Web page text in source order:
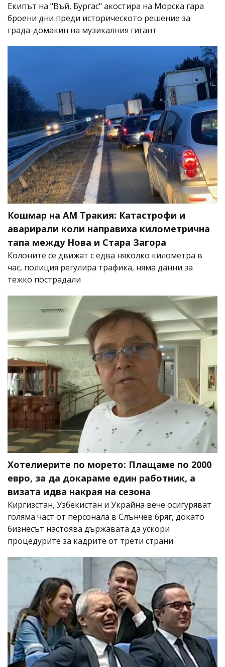
Екипът на "Въй, Бургас" акостира на Морска гара
броени дни преди историческото решение за
града-домакин на музикалния гигант
Кошмар на АМ Тракия: Катастрофи и
аварирали коли направиха километрична
тапа между Нова и Стара Загора
Колоните се движат с едва няколко километра в
час, полиция регулира трафика, няма данни за
тежко пострадали
Хотелиерите по морето: Плащаме по 2000
евро, за да докараме един работник, а
визата идва накрая на сезона
Киргизстан, Узбекистан и Украйна вече осигуряват
голяма част от персонала в Слънчев бряг, докато
бизнесът настоява държавата да ускори
процедурите за кадрите от трети страни